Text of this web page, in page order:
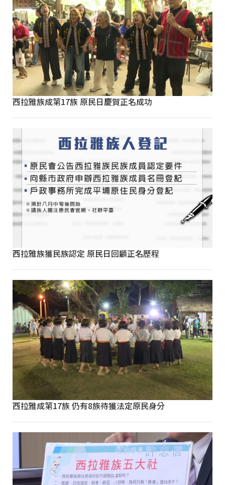
西拉雅族成第17族 原民日慶賀正名成功
西拉雅族獲民族認定 原民日回顧正名歷程
西拉雅成第17族 仍有8族待獲法定原民身分